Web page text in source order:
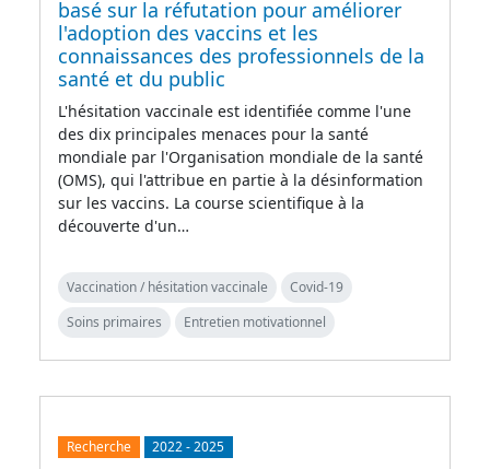
basé sur la réfutation pour améliorer
l'adoption des vaccins et les
connaissances des professionnels de la
santé et du public
L'hésitation vaccinale est identifiée comme l'une
des dix principales menaces pour la santé
mondiale par l'Organisation mondiale de la santé
(OMS), qui l'attribue en partie à la désinformation
sur les vaccins. La course scientifique à la
découverte d'un…
Vaccination / hésitation vaccinale
Covid-19
Soins primaires
Entretien motivationnel
Recherche 2022-2025